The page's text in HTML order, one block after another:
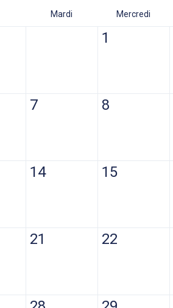
Mardi Mercredi
1
7 8
14 15
21 22